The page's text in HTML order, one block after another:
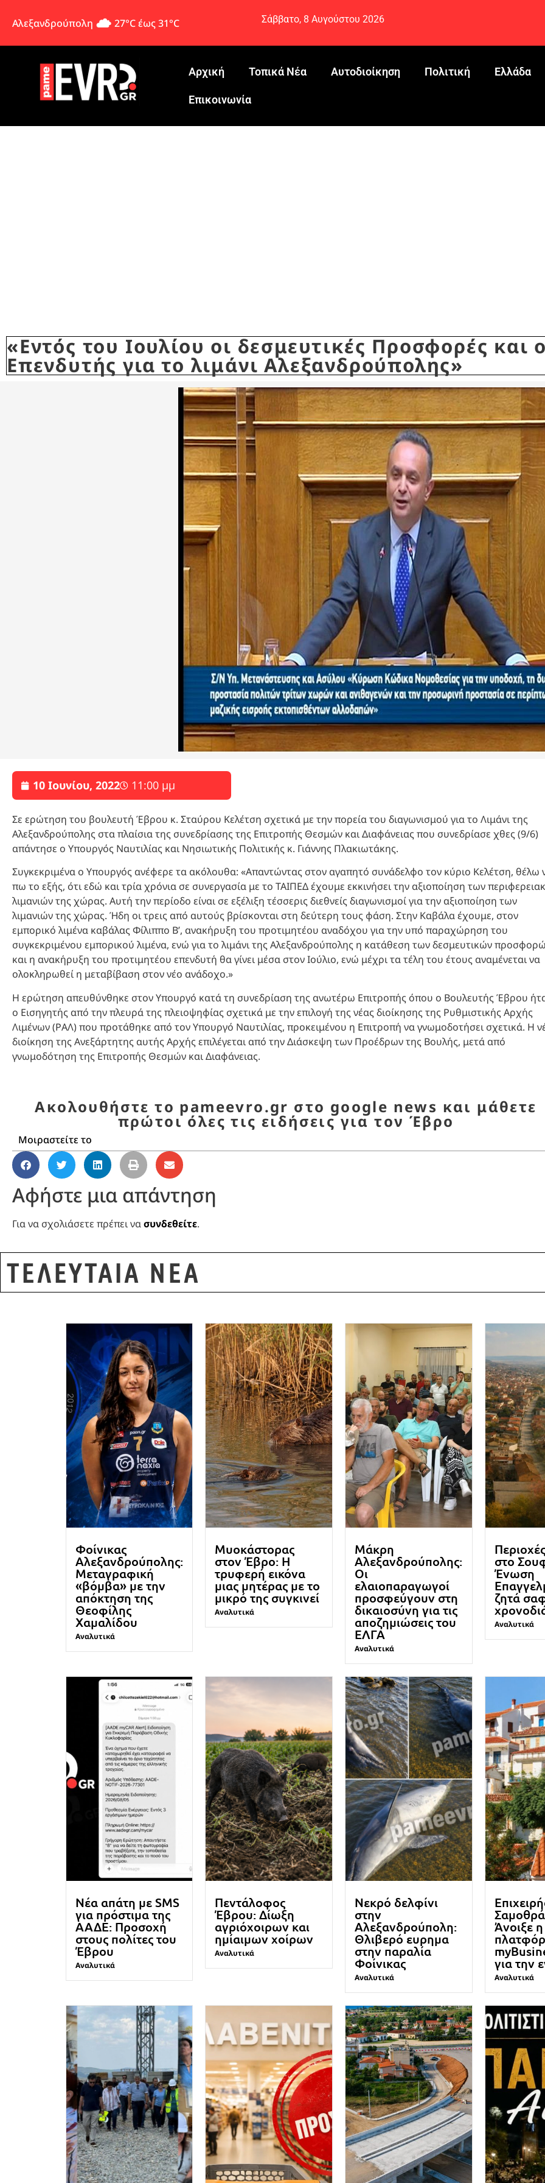
Αλεξανδρούπολη 27°C έως 31°C Σάββατο, 8 Αυγούστου 2026
Αρχική Τοπικά Νέα Αυτοδιοίκηση Πολιτική Ελλάδα
Eπικοινωνία
«Εντός του Ιουλίου οι δεσμευτικές Προσφορές και
Επενδυτής για το λιμάνι Αλεξανδρούπολης»
10 Ιουνίου, 2022 11:00 μμ
Σε ερώτηση του βουλευτή Έβρου κ. Σταύρου Κελέτση σχετικά με την πορεία του διαγωνισμού για το Λιμάνι της
Αλεξανδρούπολης στα πλαίσια της συνεδρίασης της Επιτροπής Θεσμών και Διαφάνειας που συνεδρίασε χθες (9/6)
απάντησε ο Υπουργός Ναυτιλίας και Νησιωτικής Πολιτικής κ. Γιάννης Πλακιωτάκης.
Συγκεκριμένα ο Υπουργός ανέφερε τα ακόλουθα: «Απαντώντας στον αγαπητό συνάδελφο τον κύριο Κελέτση, θέλω
πω το εξής, ότι εδώ και τρία χρόνια σε συνεργασία με το ΤΑΙΠΕΔ έχουμε εκκινήσει την αξιοποίηση των
λιμανιών της χώρας. Αυτή την περίοδο είναι σε εξέλιξη τέσσερις διεθνείς διαγωνισμοί για την αξιοποίηση των
λιμανιών της χώρας. Ήδη οι τρεις από αυτούς βρίσκονται στη δεύτερη τους φάση. Στην Καβάλα έχουμε, στον
εμπορικό λιμένα καβάλας Φίλιππο Β’, ανακήρυξη του προτιμητέου αναδόχου για την υπό παραχώρηση του
συγκεκριμένου εμπορικού λιμένα, ενώ για το λιμάνι της Αλεξανδρούπολης η κατάθεση των δεσμευτικών
και η ανακήρυξη του προτιμητέου επενδυτή θα γίνει μέσα στον Ιούλιο, ενώ μέχρι τα τέλη του έτους αναμένεται να
ολοκληρωθεί η μεταβίβαση στον νέο ανάδοχο.»
Η ερώτηση απευθύνθηκε στον Υπουργό κατά τη συνεδρίαση της ανωτέρω Επιτροπής όπου ο Βουλευτής Έβρου
ο Εισηγητής από την πλευρά της πλειοψηφίας σχετικά με την επιλογή της νέας διοίκησης της Ρυθμιστικής Αρχής
Λιμένων (ΡΑΛ) που προτάθηκε από τον Υπουργό Ναυτιλίας, προκειμένου η Επιτροπή να γνωμοδοτήσει σχετικά. Η
διοίκηση της Ανεξάρτητης αυτής Αρχής επιλέγεται από την Διάσκεψη των Προέδρων της Βουλής, μετά από
γνωμοδότηση της Επιτροπής Θεσμών και Διαφάνειας.
Ακολουθήστε το pameevro.gr στο google news και μάθετε
πρώτοι όλες τις ειδήσεις για τον Έβρο
Μοιραστείτε το
Αφήστε μια απάντηση
Για να σχολιάσετε πρέπει νασυνδεθείτε.
ΤΕΛΕΥΤΑΙΑ ΝΕΑ
Φοίνικας
Αλεξανδρούπολης:
Μεταγραφική
«βόμβα» με την
απόκτηση της
Θεοφίλης
Χαμαλίδου
Αναλυτικά
Μυοκάστορας
στον Έβρο: Η
τρυφερή εικόνα
μιας μητέρας με το
μικρό της συγκινεί
Αναλυτικά
Μάκρη
Αλεξανδρούπολης:
Οι
ελαιοπαραγωγοί
προσφεύγουν στη
δικαιοσύνη για τις
αποζημιώσεις του
ΕΛΓΑ
Αναλυτικά
στο
Ένωση
ζητά
Αναλυτικά
Νέα απάτη με SMS
για πρόστιμα της
ΑΑΔΕ: Προσοχή
στους πολίτες του
Έβρου
Αναλυτικά
Πεντάλοφος
Έβρου: Δίωξη
αγριόχοιρων και
ημίαιμων χοίρων
Αναλυτικά
Νεκρό δελφίνι
στην
Αλεξανδρούπολη:
Θλιβερό ευρημα
στην παραλία
Φοίνικας
Αναλυτικά
Άνοιξε η
για την
Αναλυτικά